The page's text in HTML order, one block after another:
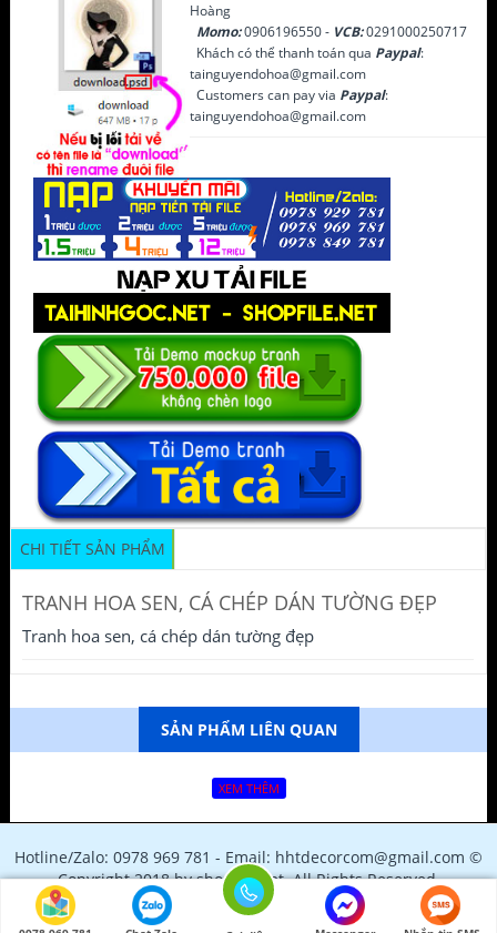
Hoàng
Momo:0906196550 - VCB:0291000250717
Khách có thể thanh toán qua Paypal:
tainguyendohoa@gmail.com
Customers can pay via Paypal:
tainguyendohoa@gmail.com
CHI TIẾT SẢN PHẨM
TRANH HOA SEN, CÁ CHÉP DÁN TƯỜNG ĐẸP
Tranh hoa sen, cá chép dán tường đẹp
SẢN PHẨM LIÊN QUAN
XEM THÊM
Hotline/Zalo: 0978 969 781 - Email: hhtdecorcom@gmail.com ©
Copyright 2018 by shopfile.net. All Rights Reserved.